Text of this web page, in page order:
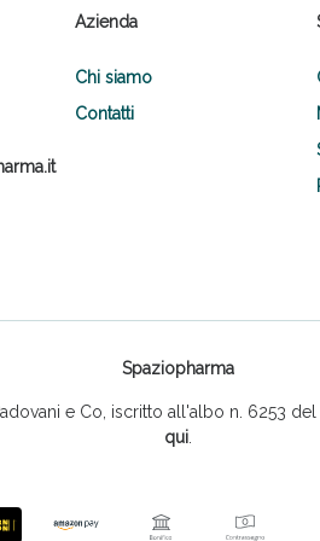
Azienda
Chi siamo
Contatti
Spaziopharma
e Co, iscritto all'albo n. 6253
qui.